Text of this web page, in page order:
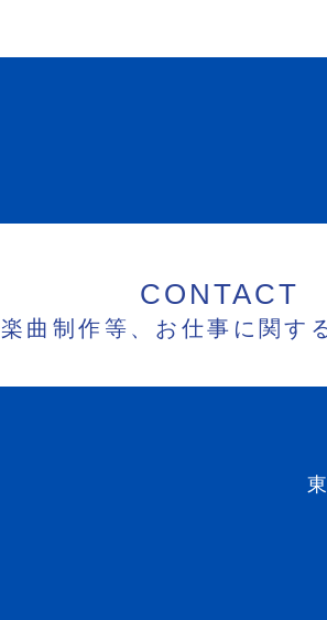
CONTACT
楽曲制作等、お仕事に関す